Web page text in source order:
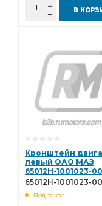
В
Кронштейн
левый ОАО МАЗ
65012Н-1001023-
65012Н-1001023-
Под заказ